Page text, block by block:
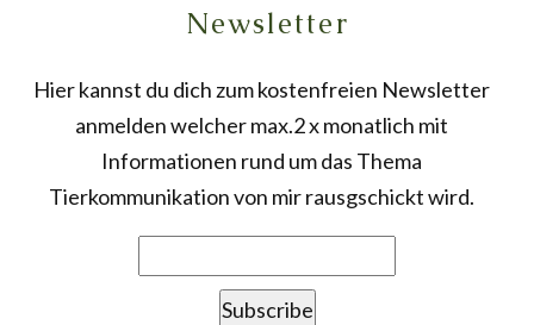
Newsletter
Hier kannst du dich zum kostenfreien Newsletter
anmelden welcher max.2 x monatlich mit
Informationen rund um das Thema
Tierkommunikation von mir rausgschickt wird.